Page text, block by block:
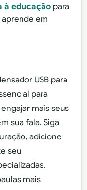
à educação para
em
USB para
para
mais seus
sua fala. Siga
adicione
seu
mais